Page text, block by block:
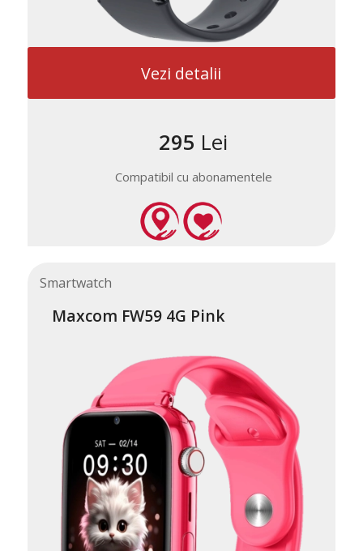
Vezi detalii
295 Lei
Compatibil cu abonamentele
Smartwatch
Maxcom FW59 4G Pink